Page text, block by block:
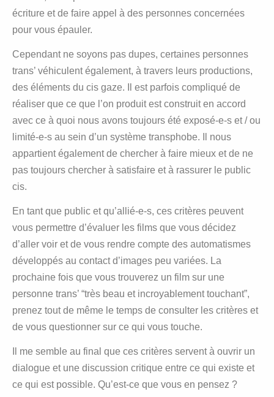
écriture et de faire appel à des personnes concernées
pour vous épauler.
Cependant ne soyons pas dupes, certaines personnes
trans’ véhiculent également, à travers leurs productions,
des éléments du cis gaze. Il est parfois compliqué de
réaliser que ce que l’on produit est construit en accord
avec ce à quoi nous avons toujours été exposé-e-s et / ou
limité-e-s au sein d’un système transphobe. Il nous
appartient également de chercher à faire mieux et de ne
pas toujours chercher à satisfaire et à rassurer le public
cis.
En tant que public et qu’allié-e-s, ces critères peuvent
vous permettre d’évaluer les films que vous décidez
d’aller voir et de vous rendre compte des automatismes
développés au contact d’images peu variées. La
prochaine fois que vous trouverez un film sur une
personne trans’ “très beau et incroyablement touchant”,
prenez tout de même le temps de consulter les critères et
de vous questionner sur ce qui vous touche.
Il me semble au final que ces critères servent à ouvrir un
dialogue et une discussion critique entre ce qui existe et
ce qui est possible. Qu’est-ce que vous en pensez ?